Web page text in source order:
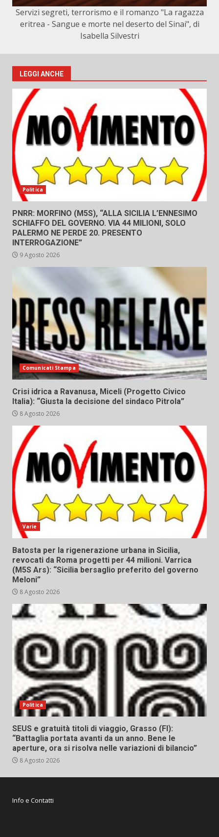
Servizi segreti, terrorismo e il romanzo "La ragazza
eritrea - Sangue e morte nel deserto del Sinai", di
Isabella Silvestri
LEGGI ANCHE
Politica
PNRR: MORFINO (M5S), “ALLA SICILIA L’ENNESIMO
SCHIAFFO DEL GOVERNO. VIA 44 MILIONI, SOLO
PALERMO NE PERDE 20. PRESENTO
INTERROGAZIONE”
9 Agosto 2026
Comunicati Stampa
Crisi idrica a Ravanusa, Miceli (Progetto Civico
Italia): “Giusta la decisione del sindaco Pitrola”
8 Agosto 2026
Varie
Batosta per la rigenerazione urbana in Sicilia,
revocati da Roma progetti per 44 milioni. Varrica
(M5S Ars): “Sicilia bersaglio preferito del governo
Meloni”
8 Agosto 2026
Politica
SEUS e gratuità titoli di viaggio, Grasso (FI):
“Battaglia portata avanti da un anno. Bene le
aperture, ora si risolva nelle variazioni di bilancio”
8 Agosto 2026
Info e Contatti